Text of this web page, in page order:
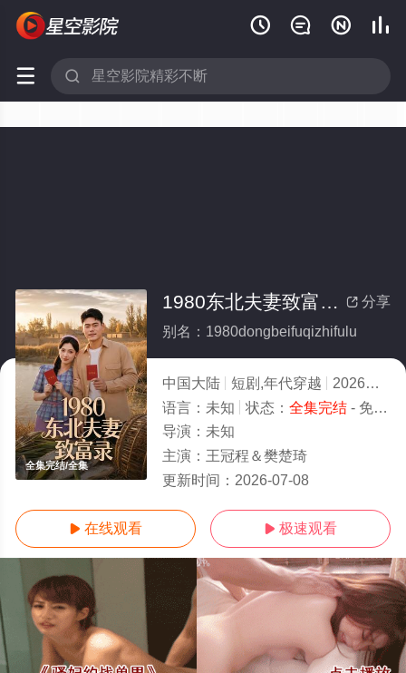
   
 
全集完结/全集
 分享
1980东北夫妻致富录(全集)
别名：1980dongbeifuqizhifulu
中国大陆 短剧,年代穿越 2026
10.0
语言： 未知 状态： 全集完结- 免费在线观看
导演： 未知
主演： 王冠程＆樊楚琦
更新时间： 2026-07-08
 在线观看  极速观看